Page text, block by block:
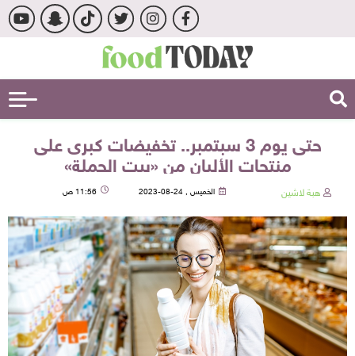
حتى يوم 3 سبتمبر.. تخفيضات كبرى على
منتجات الألبان من «بيت الجملة»
هبة لاشين الخميس , 24-08-2023 11:56 ص